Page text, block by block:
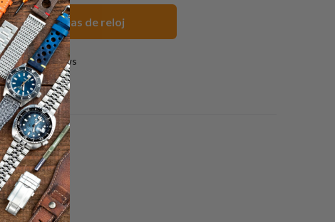
negras Correas de reloj
2 reviews